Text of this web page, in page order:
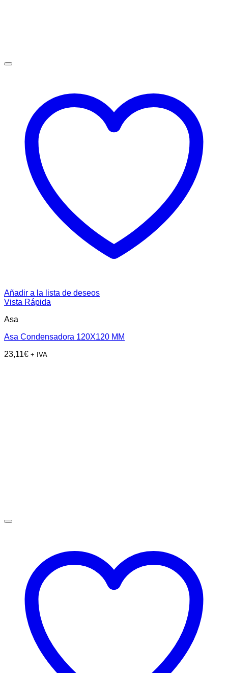
Añadir a la lista de deseos
Vista Rápida
Asa
Asa Condensadora 120X120 MM
23,11€ + IVA